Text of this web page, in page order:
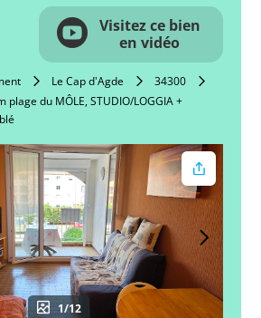

Visitez ce bien
en vidéo
Le Cap d'Agde
34300
plage du MÔLE, STUDIO/LOGGIA +
1/12